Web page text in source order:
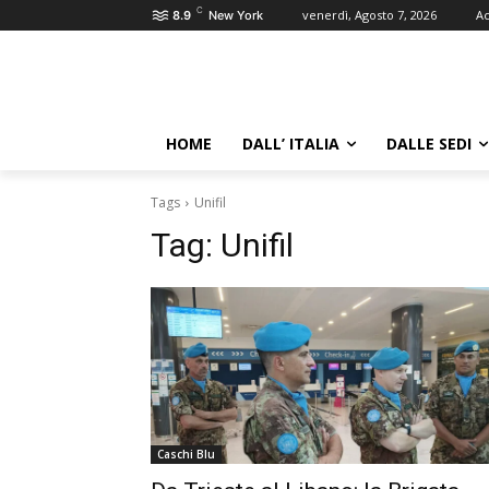
8.9 C New York venerdì, Agosto 7, 2026
HOME DALL’ ITALIA DALLE SEDI
Tags Unifil
Tag: Unifil
Caschi Blu